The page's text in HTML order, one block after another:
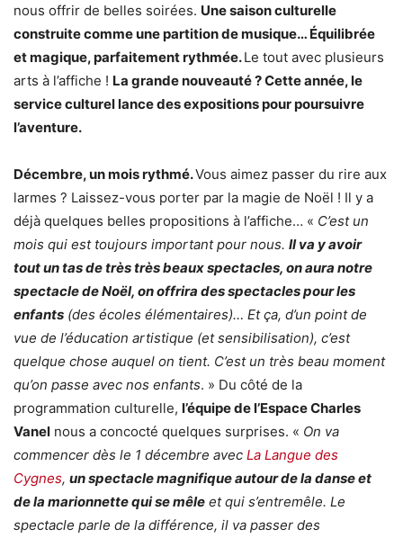
nous offrir de belles soirées. Une saison culturelle
construite comme une partition de musique… Équilibrée
et magique, parfaitement rythmée.Le tout avec plusieurs
arts à l’affiche ! La grande nouveauté ? Cette année, le
service culturel lance des expositions pour poursuivre
l’aventure.
Décembre, un mois rythmé.Vous aimez passer du rire aux
larmes ? Laissez-vous porter par la magie de Noël ! Il y a
déjà quelques belles propositions à l’affiche… « C’est un
mois qui est toujours important pour nous. Il va y avoir
tout un tas de très très beaux spectacles, on aura notre
spectacle de Noël, on offrira des spectacles pour les
enfants (des écoles élémentaires)… Et ça, d’un point de
vue de l’éducation artistique (et sensibilisation), c’est
quelque chose auquel on tient. C’est un très beau moment
qu’on passe avec nos enfants. » Du côté de la
programmation culturelle, l’équipe de l’Espace Charles
Vanel nous a concocté quelques surprises. « On va
commencer dès le 1 décembre avec La Langue des
Cygnes, un spectacle magnifique autour de la danse et
de la marionnette qui se mêle et qui s’entremêle. Le
spectacle parle de la différence, il va passer des